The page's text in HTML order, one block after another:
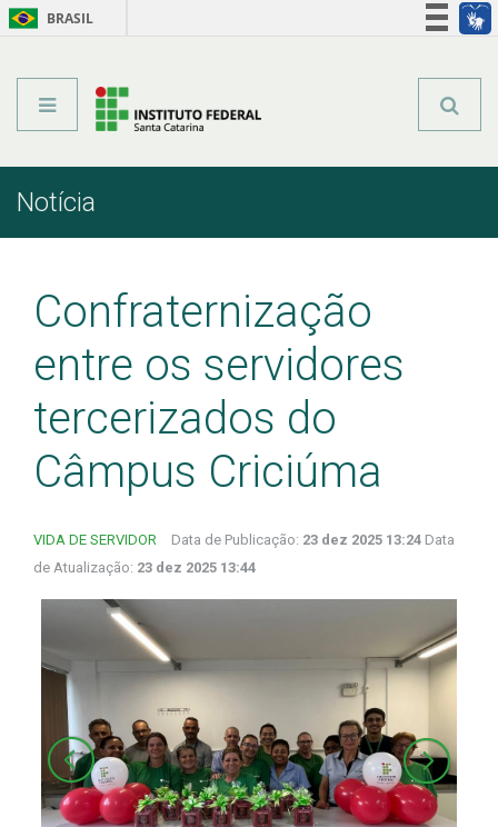
BRASIL
NotíciaInício
Confraternização
entre os servidores
tercerizados do
Câmpus Criciúma
VIDA DE SERVIDOR Data de Publicação: 23 dez 2025 13:24 Data
de Atualização: 23 dez 2025 13:44